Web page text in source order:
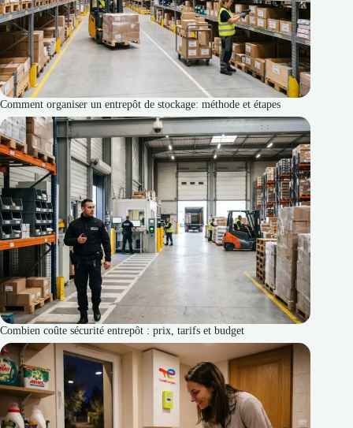
Comment organiser un entrepôt de stockage: méthode et étapes
Combien coûte sécurité entrepôt : prix, tarifs et budget